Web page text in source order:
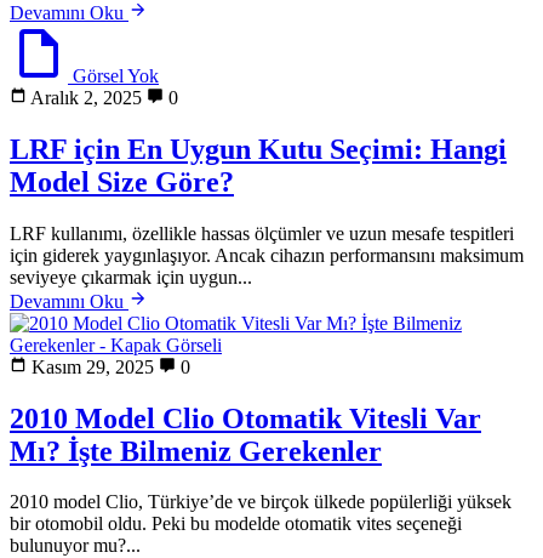
Devamını Oku
Görsel Yok
Aralık 2, 2025
0
LRF için En Uygun Kutu Seçimi: Hangi
Model Size Göre?
LRF kullanımı, özellikle hassas ölçümler ve uzun mesafe tespitleri
için giderek yaygınlaşıyor. Ancak cihazın performansını maksimum
seviyeye çıkarmak için uygun...
Devamını Oku
Kasım 29, 2025 0
2010 Model Clio Otomatik Vitesli Var
Mı? İşte Bilmeniz Gerekenler
2010 model Clio, Türkiye’de ve birçok ülkede popülerliği yüksek
bir otomobil oldu. Peki bu modelde otomatik vites seçeneği
bulunuyor mu?...